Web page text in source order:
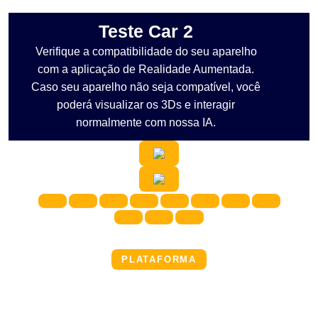
Teste Car 2
Verifique a compatibilidade do seu aparelho
com a aplicação de Realidade Aumentada.
Caso seu aparelho não seja compatível, você
poderá visualizar os 3Ds e interagir
normalmente com nossa IA.
PLATAFORMA